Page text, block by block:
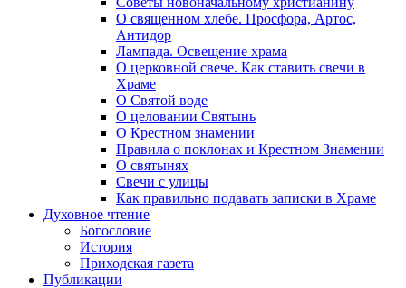
О священном хлебе. Просфора, Артос,
Антидор
Лампада. Освещение храма
О церковной свече. Как ставить свечи в
Храме
О Святой воде
О целовании Святынь
О Крестном знамении
Правила о поклонах и Крестном Знамении
О святынях
Свечи с улицы
Как правильно подавать записки в Храме
Духовное чтение
Богословие
История
Приходская газета
Публикации